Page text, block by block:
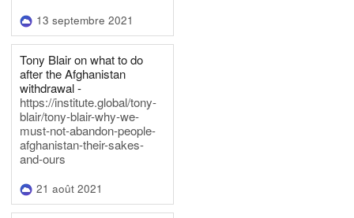
13 septembre 2021
Tony Blair on what to do
after the Afghanistan
withdrawal -
https://institute.global/tony-
blair/tony-blair-why-we-
must-not-abandon-people-
afghanistan-their-sakes-
and-ours
21 août 2021